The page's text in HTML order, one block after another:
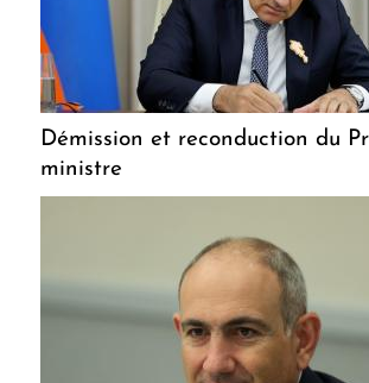
Démission et reconduction du
ministre